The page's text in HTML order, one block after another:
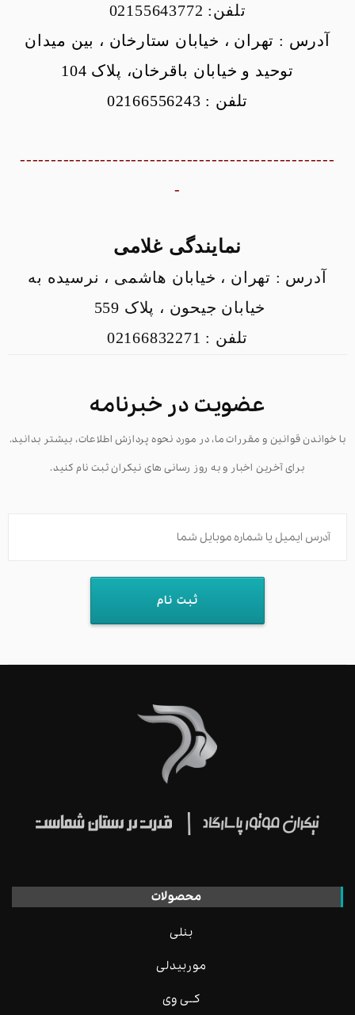
تلفن: 02155643772
آدرس : تهران ، خیابان ستارخان ، بین میدان
توحید و خیابان باقرخان، پلاک 104
تلفن : 02166556243
---------------------------------------------------
-
نمایندگی غلامی
آدرس : تهران ، خیابان هاشمی ، نرسیده به
خیابان جیحون ، پلاک 559
تلفن : 02166832271
عضویت در خبرنامه
با خواندن قوانین و مقررات ما، در مورد نحوه پردازش اطلاعات، بیشتر بدانید.
برای آخرین اخبار و به روز رسانی های نیکران ثبت نام کنید.
ثبت نام
محصولات
بنلی
موربیدلی
کــی وِی